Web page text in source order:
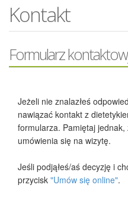
Kontakt
Formularz
Jeżeli nie znalazłeś
nawiązać kontakt z
formularza. Pamiętaj
umówienia się na wizytę.
Jeśli podjąłeś/aś decyzję i
przycisk "Umów się online".